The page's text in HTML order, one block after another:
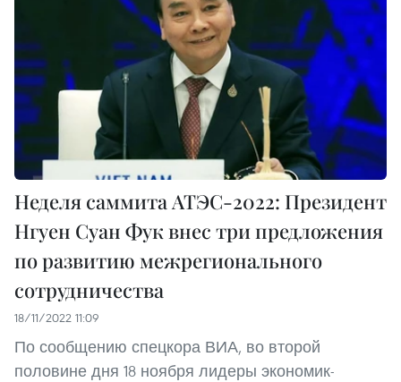
Неделя саммита АТЭС-2022: Президент
Нгуен Суан Фук внес три предложения
по развитию межрегионального
сотрудничества
18/11/2022 11:09
По сообщению спецкора ВИА, во второй
половине дня 18 ноября лидеры экономик-